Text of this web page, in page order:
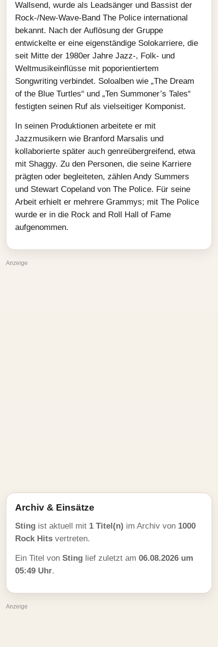
Wallsend, wurde als Leadsänger und Bassist der
Rock-/New-Wave-Band The Police international
bekannt. Nach der Auflösung der Gruppe
entwickelte er eine eigenständige Solokarriere, die
seit Mitte der 1980er Jahre Jazz-, Folk- und
Weltmusikeinflüsse mit poporientiertem
Songwriting verbindet. Soloalben wie „The Dream
of the Blue Turtles“ und „Ten Summoner’s Tales“
festigten seinen Ruf als vielseitiger Komponist.
In seinen Produktionen arbeitete er mit
Jazzmusikern wie Branford Marsalis und
kollaborierte später auch genreübergreifend, etwa
mit Shaggy. Zu den Personen, die seine Karriere
prägten oder begleiteten, zählen Andy Summers
und Stewart Copeland von The Police. Für seine
Arbeit erhielt er mehrere Grammys; mit The Police
wurde er in die Rock and Roll Hall of Fame
aufgenommen.
Anzeige
Archiv & Einsätze
Sting ist aktuell mit 1 Titel(n) im Archiv von 1000
Rock Hits vertreten.
Ein Titel von Sting lief zuletzt am 06.08.2026 um
05:49 Uhr.
Anzeige